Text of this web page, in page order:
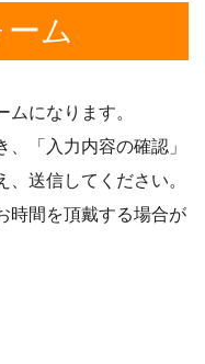
ム
になります。
「入力内容の確認」
送信してください。
時間を頂戴する場合が